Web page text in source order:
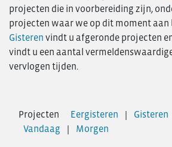
Particuliere
Seriematige
Verbouw & onderhoud
Renovatie en
Project- ontwikkeling
Transformatie
projecten die in voorbereiding zijn,
projecten waar we op dit moment aan
Gisteren vindt u afgeronde projecten
vindt u een aantal
vervlogen tijden.
Projecten Eergisteren
Gisteren
Vandaag
Morgen